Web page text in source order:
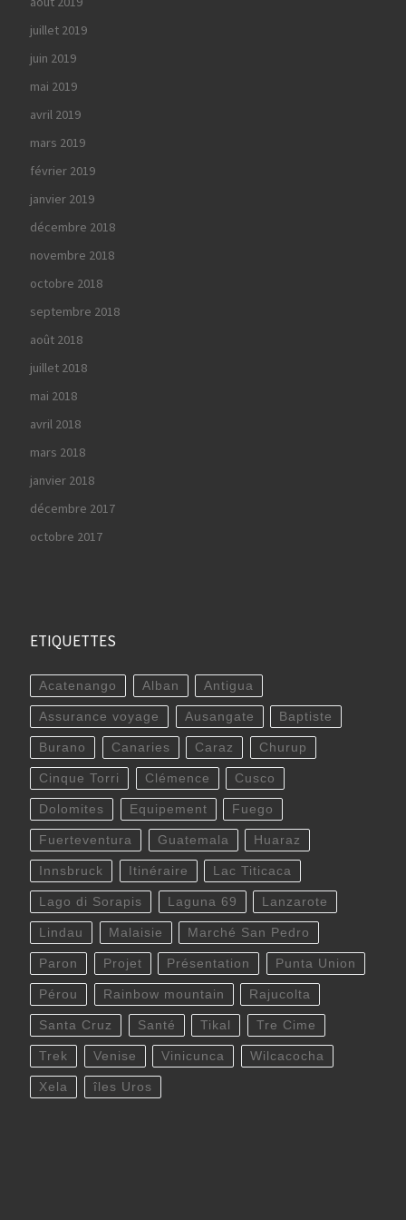
juillet 2019
juin 2019
mai 2019
avril 2019
mars 2019
février 2019
janvier 2019
décembre 2018
novembre 2018
octobre 2018
septembre 2018
août 2018
juillet 2018
mai 2018
avril 2018
mars 2018
janvier 2018
décembre 2017
octobre 2017
ETIQUETTES
Acatenango Alban Antigua
Assurance voyage Ausangate Baptiste
Burano Canaries Caraz Churup
Cinque Torri Clémence Cusco
Dolomites Equipement Fuego
Fuerteventura Guatemala Huaraz
Innsbruck Itinéraire Lac Titicaca
Lago di Sorapis Laguna 69 Lanzarote
Lindau Malaisie Marché San Pedro
Paron Projet Présentation Punta Union
Pérou Rainbow mountain Rajucolta
Santa Cruz Santé Tikal Tre Cime
Trek Venise Vinicunca Wilcacocha
Xela îles Uros